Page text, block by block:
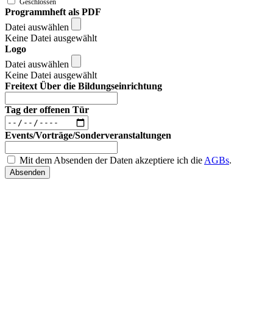
Programmheft als PDF
Datei auswählen
Keine Datei ausgewählt
Logo
Datei auswählen
Keine Datei ausgewählt
Freitext Über die Bildungseinrichtung
Tag der offenen Tür
Events/Vorträge/Sonderveranstaltungen
Mit dem Absenden der Daten akzeptiere ich die AGBs.
Absenden